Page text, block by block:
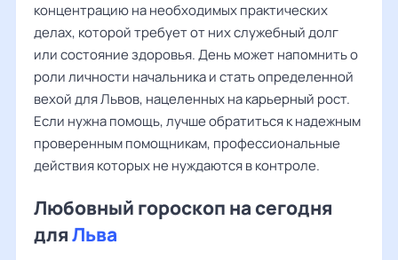
концентрацию на необходимых практических
делах, которой требует от них служебный долг
или состояние здоровья. День может напомнить о
роли личности начальника и стать определенной
вехой для Львов, нацеленных на карьерный рост.
Если нужна помощь, лучше обратиться к надежным
проверенным помощникам, профессиональные
действия которых не нуждаются в контроле.
Любовный гороскоп на сегодня
дляЛьва